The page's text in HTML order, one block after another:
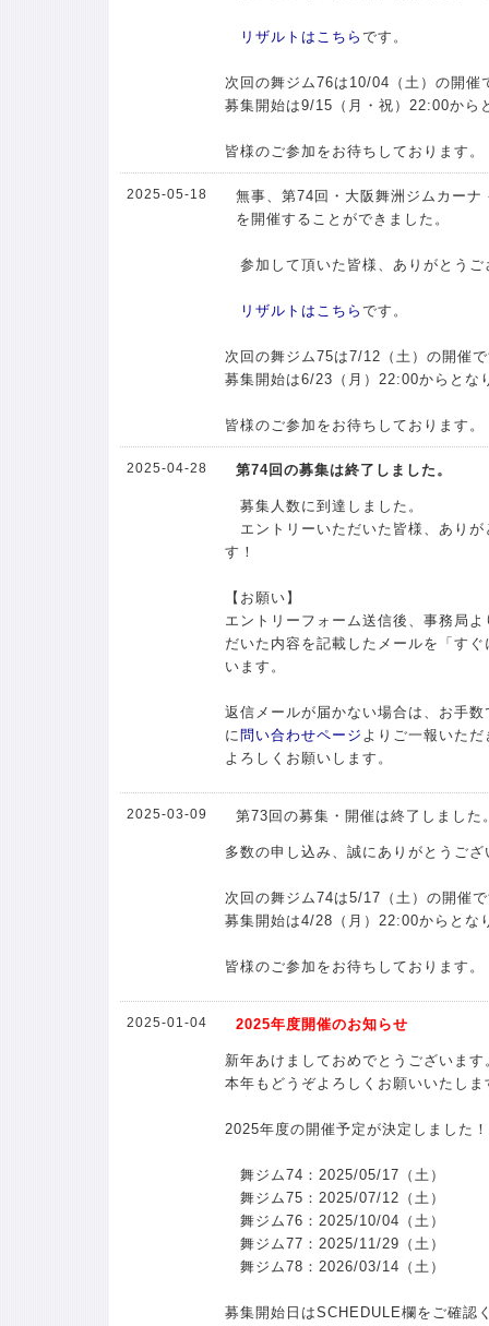
リザルトはこちら です。
次回の舞ジム76は10/04（土）の開催
募集開始は9/15（月・祝）22:00から
皆様のご参加をお待ちしております。
2025-05-18
無事、第74回・大阪舞洲ジムカーナ
を開催することができました。
参加して頂いた皆様、ありがとうご
リザルトはこちら です。
次回の舞ジム75は7/12（土）の開催
募集開始は6/23（月）22:00からとな
皆様のご参加をお待ちしております。
2025-04-28 第74回の募集は終了しました。
募集人数に到達しました。
エントリーいただいた皆様、ありが
す！
【お願い】
エントリーフォーム送信後、事務局
だいた内容を記載したメールを「す
います。
返信メールが届かない場合は、お手
に 問い合わせページ よりご一報いた
よろしくお願いします。
2025-03-09 第73回の募集・開催は終了しました
多数の申し込み、誠にありがとうござ
次回の舞ジム74は5/17（土）の開催
募集開始は4/28（月）22:00からとな
皆様のご参加をお待ちしております。
2025-01-04 2025年度開催のお知らせ
新年あけましておめでとうございます
本年もどうぞよろしくお願いいたしま
2025年度の開催予定が決定しました！
舞ジム74：2025/05/17（土）
舞ジム75：2025/07/12（土）
舞ジム76：2025/10/04（土）
舞ジム77：2025/11/29（土）
舞ジム78：2026/03/14（土）
募集開始日はSCHEDULE欄をご確認